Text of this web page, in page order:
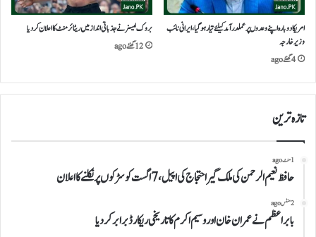
امریکا دوبارہ اپنے وعدوں پر عملدرآمد کیلئے تیار ہو گیا، ایرانی نائب
وزیر خارجہ
4 گھنٹے ago
بروک لیسنر نے جذباتی انداز میں ریٹائرمنٹ کا اعلان کردیا
12 گھنٹے ago
تازہ ترین
1 منٹ ago
حافظ نعیم الرحمن کی ملک گیر احتجاج کی اپیل، 7 اگست کو سڑکوں پر نکلنے کا اعلان
2 منٹس ago
بابر اعظم نے عمران خان اور وسیم اکرم کا تاریخی ریکارڈ برابر کر دیا